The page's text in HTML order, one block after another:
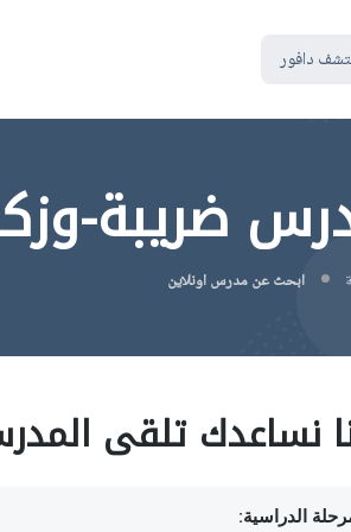
دافور
ضريبة-
ابحث عن مدرس اونلاين
نساعدك تلقى
الدراسية: